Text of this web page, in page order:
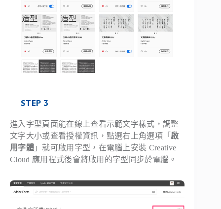
STEP 3
進入字型頁面能在線上查看示範文字樣式，調整
文字大小或查看授權資訊，點選右上角選項「 啟
用字體」就可啟用字型，在電腦上安裝 Creative
Cloud 應用程式後會將啟用的字型同步於電腦。